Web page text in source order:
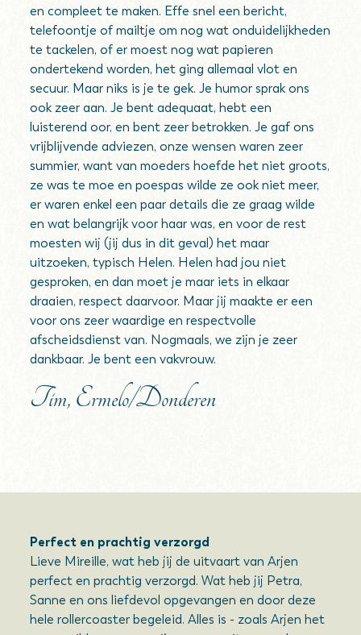
en compleet te maken. Effe snel een bericht,
telefoontje of mailtje om nog wat onduidelijkheden
te tackelen, of er moest nog wat papieren
ondertekend worden, het ging allemaal vlot en
secuur. Maar niks is je te gek. Je humor sprak ons
ook zeer aan. Je bent adequaat, hebt een
luisterend oor, en bent zeer betrokken. Je gaf ons
vrijblijvende adviezen, onze wensen waren zeer
summier, want van moeders hoefde het niet groots,
ze was te moe en poespas wilde ze ook niet meer,
er waren enkel een paar details die ze graag wilde
en wat belangrijk voor haar was, en voor de rest
moesten wij (jij dus in dit geval) het maar
uitzoeken, typisch Helen. Helen had jou niet
gesproken, en dan moet je maar iets in elkaar
draaien, respect daarvoor. Maar jij maakte er een
voor ons zeer waardige en respectvolle
afscheidsdienst van. Nogmaals, we zijn je zeer
dankbaar. Je bent een vakvrouw.
Tim, Ermelo/Donderen
Perfect en prachtig verzorgd
Lieve Mireille, wat heb jij de uitvaart van Arjen
perfect en prachtig verzorgd. Wat heb jij Petra,
Sanne en ons liefdevol opgevangen en door deze
hele rollercoaster begeleid. Alles is - zoals Arjen het